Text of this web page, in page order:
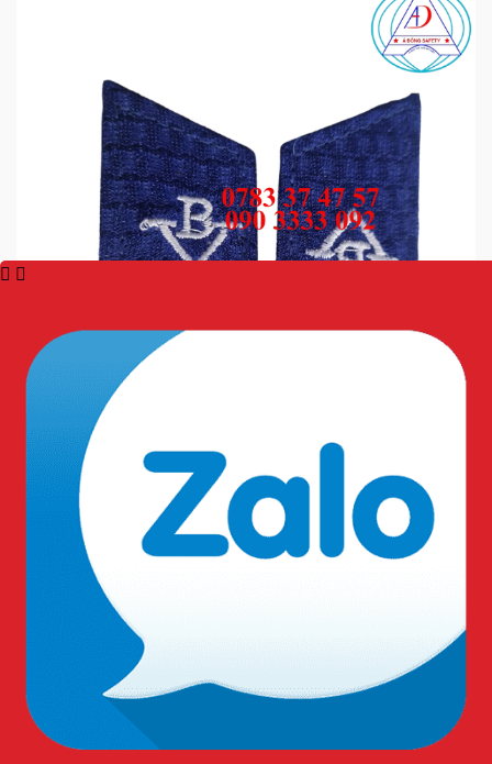
Giúp bộ đồng phục bảo vệ trở nên chỉnh chu, trang
trọng và tạo ấn tượng tốt với khách hàng, đối tác.
Đồng phục được trang bị đầy đủ phụ kiện góp phần xây
dựng hình ảnh uy tín.
Ve áo giúp nhân viên bảo vệ có diện mạo thống nhất,
thể hiện tính kỷ luật.
Thiết kế chốt cài chắc chắn giúp người dùng dễ dàng
gắn hoặc tháo ve áo khi cần vệ sinh.
Phù hợp với nhiều môi trường làm việc, như tòa nhà,
trung tâm thương mại, nhà máy, khu công nghiệp, bệnh
viện, trường học, khách sạn, ngân hàng và các đơn vị